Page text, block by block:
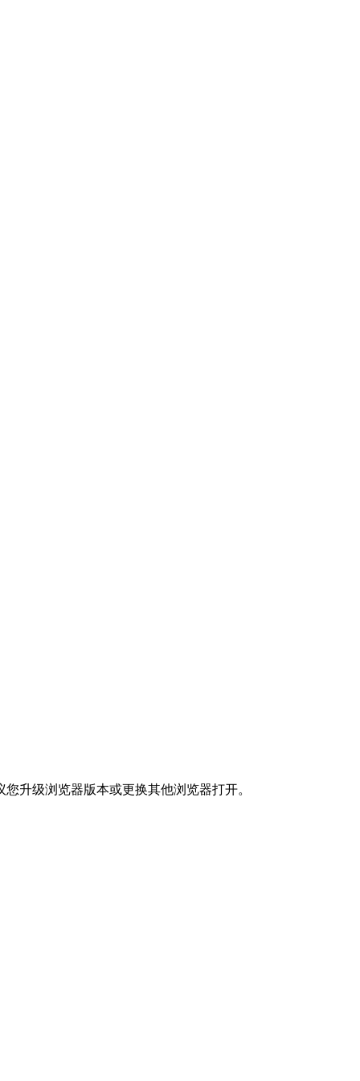
升级浏览器版本或更换其他浏览器打开。